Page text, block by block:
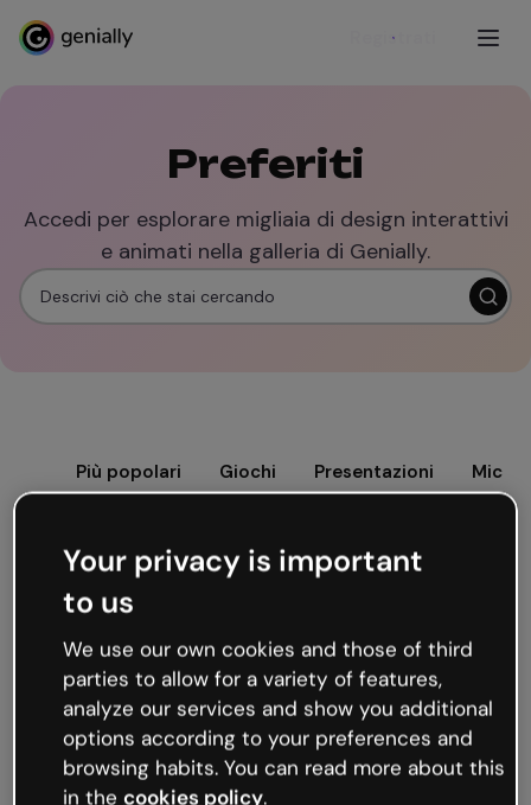
Registrati
Preferiti
Accedi per esplorare migliaia di design interattivi
e animati nella galleria di Genially.
Più popolari Giochi Presentazioni
Your privacy is important
to us
We use our own cookies and those of third
parties to allow for a variety of features,
analyze our services and show you additional
options according to your preferences and
browsing habits. You can read more about this
in the cookies policy.